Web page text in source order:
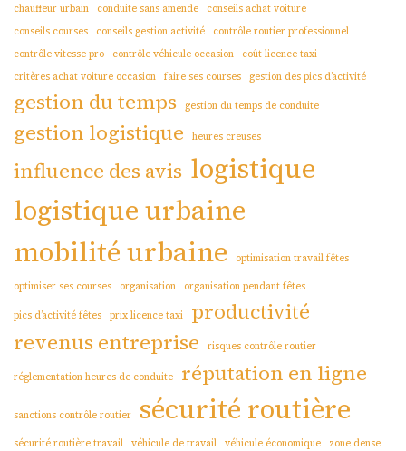
chauffeur urbain conduite sans amende
conseils achat voiture
conseils courses
conseils gestion activité
contrôle routier professionnel
contrôle vitesse pro
contrôle véhicule occasion
coût licence taxi
critères achat voiture occasion faire ses courses gestion des pics d’activité
gestion du temps gestion du temps de conduite
gestion logistique heures creuses
influence des avis logistique
logistique urbaine
mobilité urbaine
optimisation travail fêtes
optimiser ses courses organisation organisation pendant fêtes
pics d’activité fêtes prix licence taxi
productivité
revenus entreprise
risques contrôle routier
réglementation heures de conduite réputation en ligne
sanctions contrôle routier sécurité routière
sécurité routière travail véhicule de travail véhicule économique zone dense